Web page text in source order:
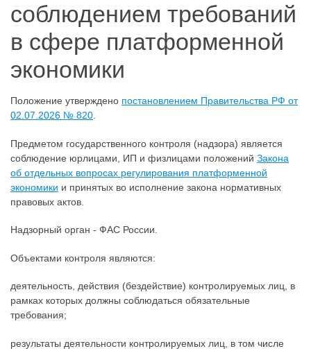
соблюдением требований
в сфере платформенной
экономики
Положение утверждено постановлением Правительства РФ от
02.07.2026 № 820
Предметом государственного контроля (надзора) является
соблюдение юрлицами, ИП и физлицами положений Закона
об отдельных вопросах регулирования платформенной
экономики и принятых во исполнение закона нормативных
правовых актов.
Надзорный орган - ФАС России.
Объектами контроля являются:
деятельность, действия (бездействие) контролируемых лиц, в
рамках которых должны соблюдаться обязательные
требования;
результаты деятельности контролируемых лиц, в том числе